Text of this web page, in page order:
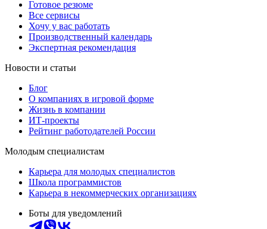
Готовое резюме
Все сервисы
Хочу у вас работать
Производственный календарь
Экспертная рекомендация
Новости и статьи
Блог
О компаниях в игровой форме
Жизнь в компании
ИТ-проекты
Рейтинг работодателей России
Молодым специалистам
Карьера для молодых специалистов
Школа программистов
Карьера в некоммерческих организациях
Боты для уведомлений